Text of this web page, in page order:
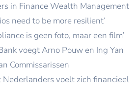
in Finance Wealth Management
need to be more resilient’
is geen foto, maar een film’
voegt Arno Pouw en Ing Yan
Commissarissen
voelt zich financieel